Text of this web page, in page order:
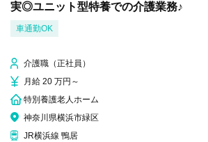
実◎ユニット型特養での介護業務♪
車通勤OK
介護職（正社員）
月給 20 万円～
特別養護老人ホーム
神奈川県横浜市緑区
JR横浜線 鴨居